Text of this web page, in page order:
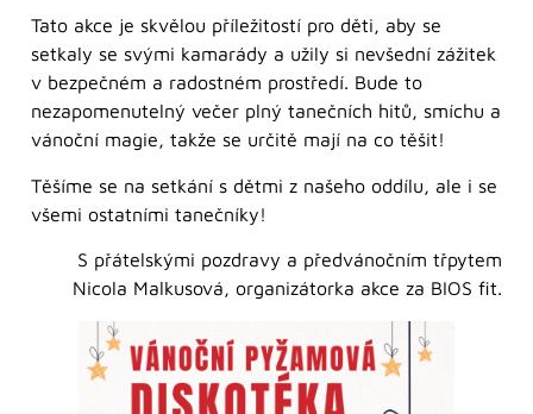
Tato akce je skvělou příležitostí pro děti, aby se
setkaly se svými kamarády a užily si nevšední zážitek
v bezpečném a radostném prostředí. Bude to
nezapomenutelný večer plný tanečních hitů, smíchu a
vánoční magie, takže se určitě mají na co těšit!
Těšíme se na setkání s dětmi z našeho oddílu, ale i se
všemi ostatními tanečníky!
S přátelskými pozdravy a předvánočním třpytem
Nicola Malkusová, organizátorka akce za BIOS fit.